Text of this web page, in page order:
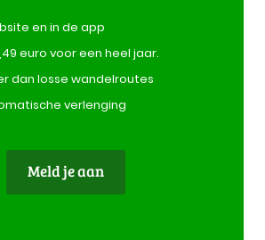
en in de app
euro voor een heel jaar.
dan losse wandelroutes
verlenging
Meld je aan